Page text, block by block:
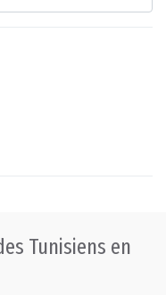
Tunisiens en